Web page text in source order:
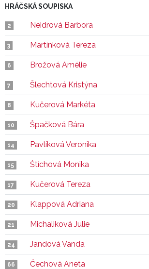
HRÁČSKÁ SOUPISKA
2 Neidrová Barbora
3 Martínková Tereza
6 Brožová Amélie
7 Šlechtová Kristýna
8 Kučerová Markéta
10 Špačková Bára
14 Pavlíková Veronika
15 Štíchová Monika
17 Kučerová Tereza
20 Klappová Adriana
21 Michaliková Julie
24 Jandová Vanda
66 Čechová Aneta